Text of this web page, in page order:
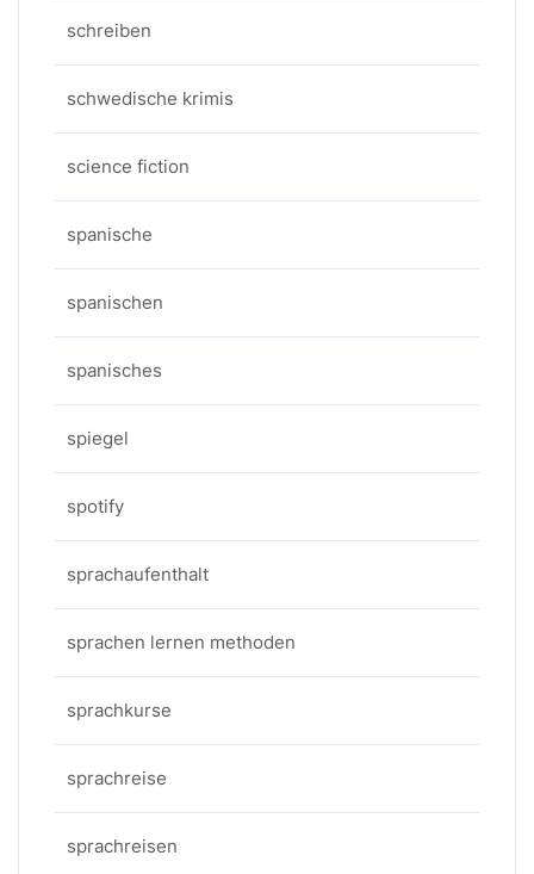
schreiben
schwedische krimis
science fiction
spanische
spanischen
spanisches
spiegel
spotify
sprachaufenthalt
sprachen lernen methoden
sprachkurse
sprachreise
sprachreisen